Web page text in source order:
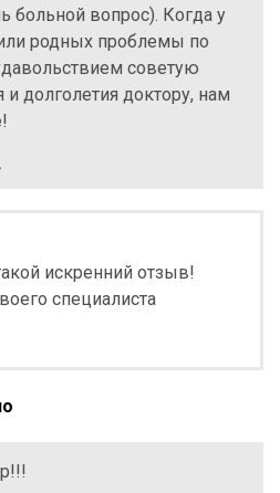
больной вопрос). Когда у
родных проблемы по
советую
и долголетия доктору, нам
искренний отзыв!
специалиста